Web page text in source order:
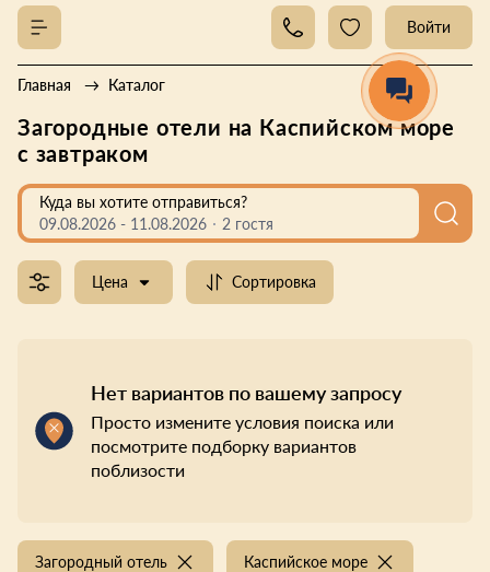
Войти
Главная Каталог
Загородные отели на Каспийском море
с завтраком
Куда вы хотите отправиться?
09.08.2026 - 11.08.2026 2 гостя
Цена Сортировка
Нет вариантов по вашему запросу
Просто измените условия поиска или
посмотрите подборку вариантов
поблизости
Загородный отель Каспийское море